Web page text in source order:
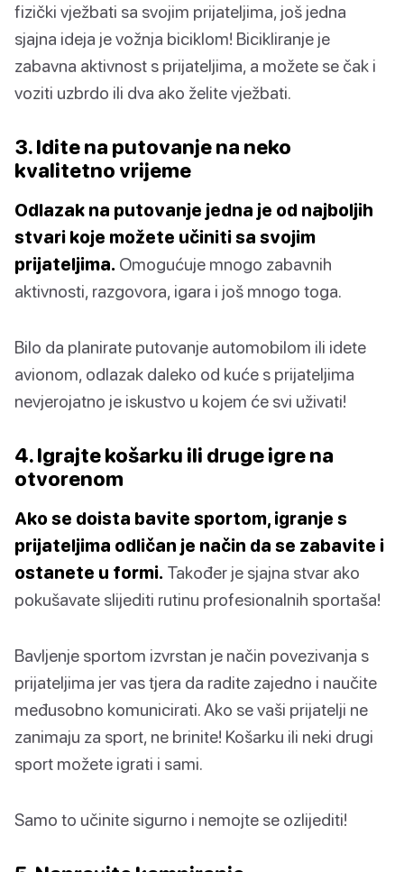
fizički vježbati sa svojim prijateljima, još jedna
sjajna ideja je vožnja biciklom! Bicikliranje je
zabavna aktivnost s prijateljima, a možete se čak i
voziti uzbrdo ili dva ako želite vježbati.
3. Idite na putovanje na neko
kvalitetno vrijeme
Odlazak na putovanje jedna je od najboljih
stvari koje možete učiniti sa svojim
prijateljima. Omogućuje mnogo zabavnih
aktivnosti, razgovora, igara i još mnogo toga.
Bilo da planirate putovanje automobilom ili idete
avionom, odlazak daleko od kuće s prijateljima
nevjerojatno je iskustvo u kojem će svi uživati!
4. Igrajte košarku ili druge igre na
otvorenom
Ako se doista bavite sportom, igranje s
prijateljima odličan je način da se zabavite i
ostanete u formi. Također je sjajna stvar ako
pokušavate slijediti rutinu profesionalnih sportaša!
Bavljenje sportom izvrstan je način povezivanja s
prijateljima jer vas tjera da radite zajedno i naučite
međusobno komunicirati. Ako se vaši prijatelji ne
zanimaju za sport, ne brinite! Košarku ili neki drugi
sport možete igrati i sami.
Samo to učinite sigurno i nemojte se ozlijediti!